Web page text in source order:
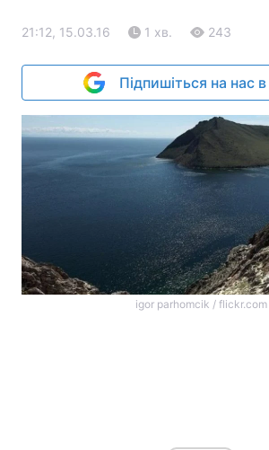
21:12, 15.03.16 1 хв. 243
Підпишіться на нас
igor parhomcik / flickr.com